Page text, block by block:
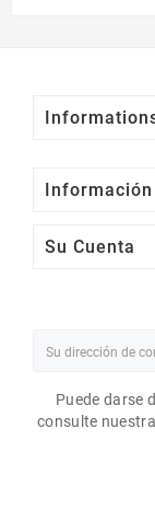
Su Cuenta
Puede darse
consulte